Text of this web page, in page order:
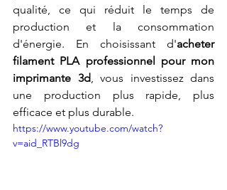
qualité, ce qui réduit le temps de
production et la consommation
d'énergie. En choisissant d'acheter
filament PLA professionnel pour mon
imprimante 3d, vous investissez dans
une production plus rapide, plus
efficace et plus durable.
https://www.youtube.com/watch?
v=aid_RTBl9dg